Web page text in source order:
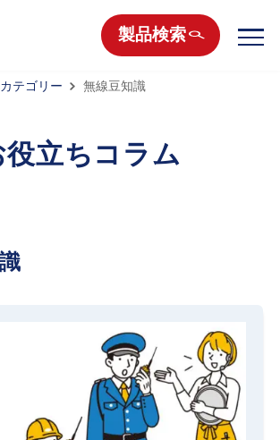
製品検索
カテゴリー 無線豆知識
役立ちコラム